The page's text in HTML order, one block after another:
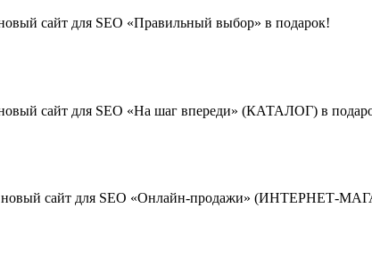
сайт для SEO «Правильный выбор» в подарок!
сайт для SEO «На шаг впереди» (КАТАЛОГ) в
новый сайт для SEO «Онлайн-продажи» (ИНТЕРНЕТ-